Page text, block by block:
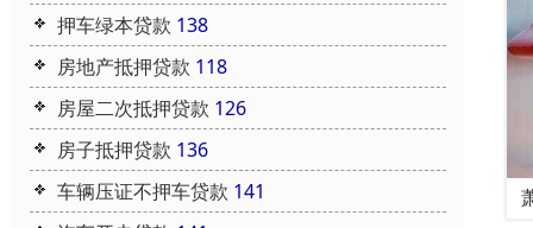
押车绿本贷款 138
房地产抵押贷款 118
房屋二次抵押贷款 126
房子抵押贷款 136
车辆压证不押车贷款 141